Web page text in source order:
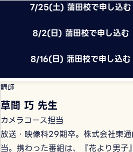
7/25(土) 蒲田校で申し込む
8/2(日) 蒲田校で申し込む
8/16(日) 蒲田校で申し込む
講師
草間 巧 先生
カメラコース担当
放送・映像科29期卒。株式会社東
当。携わった番組は、『花より男子